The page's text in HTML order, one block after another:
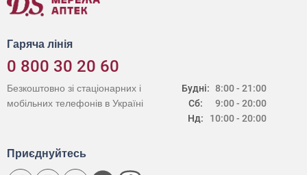
Гаряча лінія
0 800 30 20 60
Будні:
Сб:
Нд:
8:00 - 21:00
9:00 - 20:00
10:00 - 20:00
Безкоштовно зі стаціонарних і
мобільних телефонів в Україні
Приєднуйтесь